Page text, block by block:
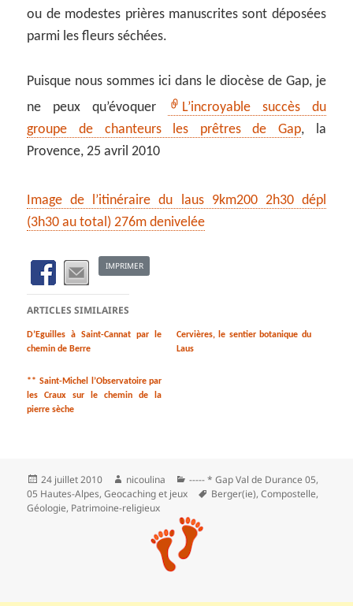
ou de modestes prières manuscrites sont déposées
parmi les fleurs séchées.
Puisque nous sommes ici dans le diocèse de Gap, je
ne peux qu’évoquer
L’incroyable succès du
groupe de chanteurs les prêtres de Gap, la
Provence, 25 avril 2010
Image de l’itinéraire du laus 9km200 2h30 dépl
(3h30 au total) 276m denivelée
IMPRIMER
ARTICLES SIMILAIRES
D’Eguilles à Saint-Cannat par le
chemin de Berre
Cervières, le sentier botanique du
Laus
** Saint-Michel l’Observatoire par
les Craux sur le chemin de la
pierre sèche
Publié
le
24 juillet 2010 Auteur
nicoulina Catégories
----- * Gap Val de Durance 05,
05 Hautes-Alpes,Geocaching et jeux Mots-
clés
Berger(ie),Compostelle,
Géologie, Patrimoine-religieux